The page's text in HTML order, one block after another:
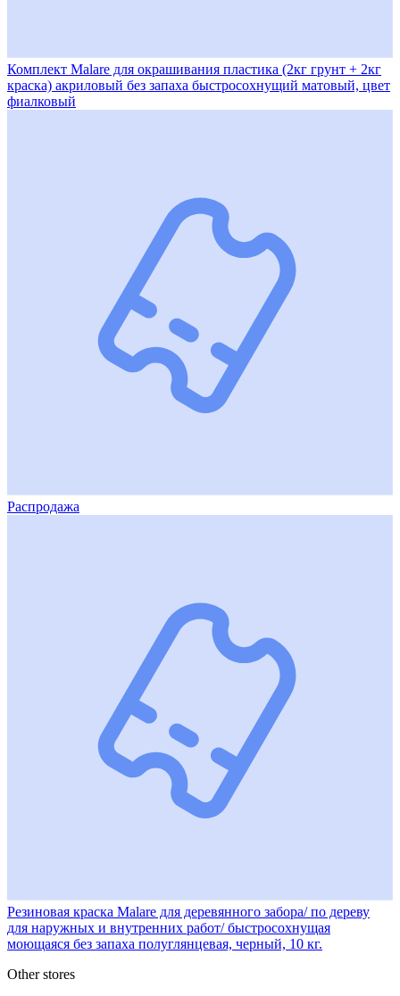
Комплект Malare для окрашивания пластика (2кг грунт + 2кг
краска) акриловый без запаха быстросохнущий матовый, цвет
фиалковый
Распродажа
Резиновая краска Malare для деревянного забора/ по дереву
для наружных и внутренних работ/ быстросохнущая
моющаяся без запаха полуглянцевая, черный, 10 кг.
Other stores